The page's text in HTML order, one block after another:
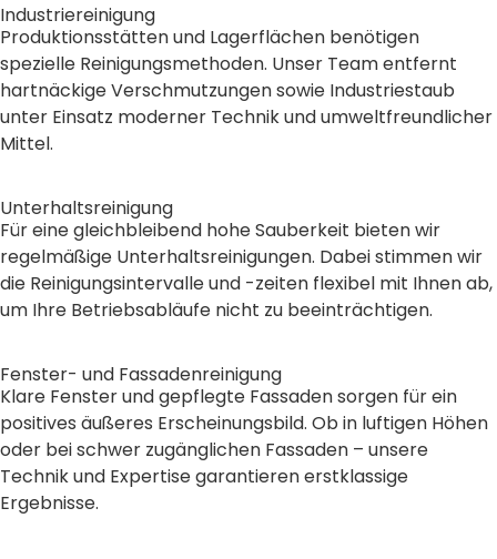
Industriereinigung
Produktionsstätten und Lagerflächen benötigen
spezielle Reinigungsmethoden. Unser Team entfernt
hartnäckige Verschmutzungen sowie Industriestaub
unter Einsatz moderner Technik und umweltfreundlicher
Mittel.
Unterhaltsreinigung
Für eine gleichbleibend hohe Sauberkeit bieten wir
regelmäßige Unterhaltsreinigungen. Dabei stimmen wir
die Reinigungsintervalle und -zeiten flexibel mit Ihnen ab,
um Ihre Betriebsabläufe nicht zu beeinträchtigen.
Fenster- und Fassadenreinigung
Klare Fenster und gepflegte Fassaden sorgen für ein
positives äußeres Erscheinungsbild. Ob in luftigen Höhen
oder bei schwer zugänglichen Fassaden – unsere
Technik und Expertise garantieren erstklassige
Ergebnisse.